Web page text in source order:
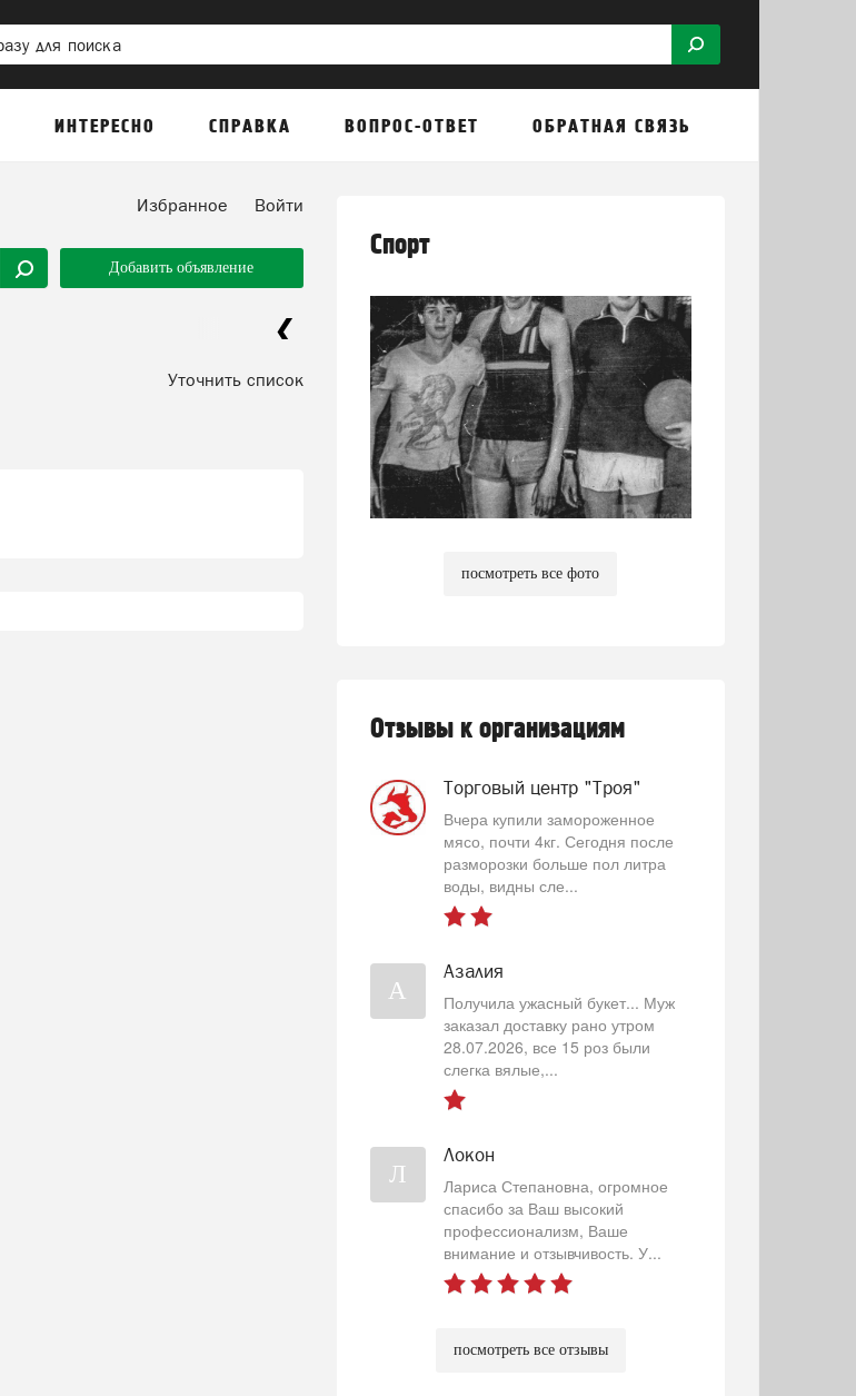
ИНТЕРЕСНО СПРАВКА ВОПРОС-ОТВЕТ ОБРАТНАЯ СВЯЗЬ
Избранное Войти
Добавить объявление
Уточнить список
Спорт
посмотреть все фото
Отзывы к организациям
Торговый центр "Троя"
Вчера купили замороженное
мясо, почти 4кг. Сегодня после
разморозки больше пол литра
воды, видны сле...
А
Азалия
Получила ужасный букет... Муж
заказал доставку рано утром
28.07.2026, все 15 роз были
слегка вялые,...
Л
Локон
Лариса Степановна, огромное
спасибо за Ваш высокий
профессионализм, Ваше
внимание и отзывчивость. У...
посмотреть все отзывы